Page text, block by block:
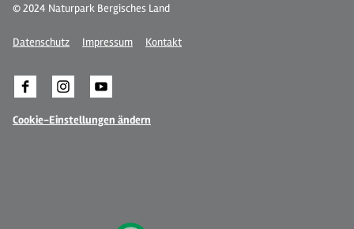
© 2024 Naturpark Bergisches Land
Datenschutz Impressum Kontakt
Cookie-Einstellungen ändern